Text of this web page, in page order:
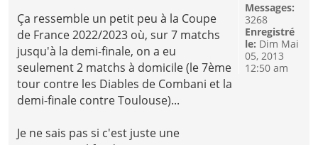
Ça ressemble un petit peu à la Coupe
de France 2022/2023 où, sur 7 matchs
jusqu'à la demi-finale, on a eu
seulement 2 matchs à domicile (le 7ème
tour contre les Diables de Combani et la
demi-finale contre Toulouse)...
Je ne sais pas si c'est juste une
Messages:
3268
Enregistré
le: Dim Mai
05, 2013
12:50 am